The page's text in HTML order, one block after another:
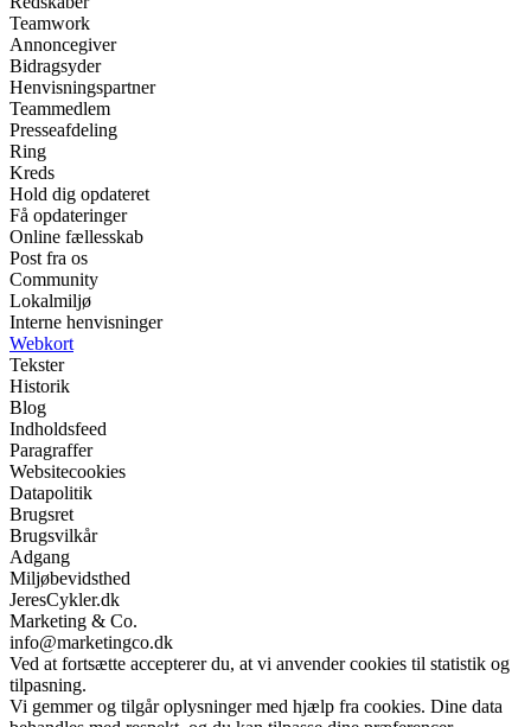
Teamwork
Annoncegiver
Bidragsyder
Henvisningspartner
Teammedlem
Presseafdeling
Ring
Kreds
Hold dig opdateret
Få opdateringer
Online fællesskab
Post fra os
Community
Lokalmiljø
Interne henvisninger
Webkort
Tekster
Historik
Blog
Indholdsfeed
Paragraffer
Websitecookies
Datapolitik
Brugsret
Brugsvilkår
Adgang
Miljøbevidsthed
JeresCykler.dk
Marketing & Co.
info@marketingco.dk
Ved at fortsætte accepterer du, at vi anvender cookies til statistik og
tilpasning.
Vi gemmer og tilgår oplysninger med hjælp fra cookies. Dine data